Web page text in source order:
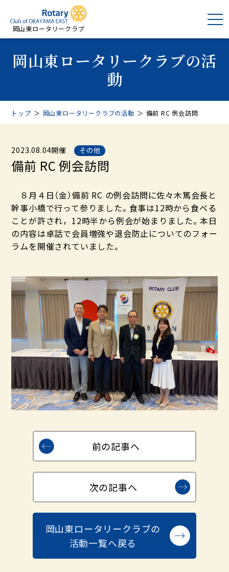
岡山東ロータリークラブ
岡山東ロータリークラブの活
動
トップ ＞ 岡山東ロータリークラブの活動 ＞ 備前 RC 例会訪問
2023.08.04開催 その他
備前 RC 例会訪問
８月４日（金）備前 RC の例会訪問に佐々木篤会長と
幹事小橋で行って参りました。食事は12時から食べる
ことが許され，12時半から例会が始まりました。本日
の内容は卓話で会員増強や退会防止についてのフォー
ラムを開催されていました。
前の記事へ
岡山東ロータリークラブの
活動一覧へ戻る
次の記事へ